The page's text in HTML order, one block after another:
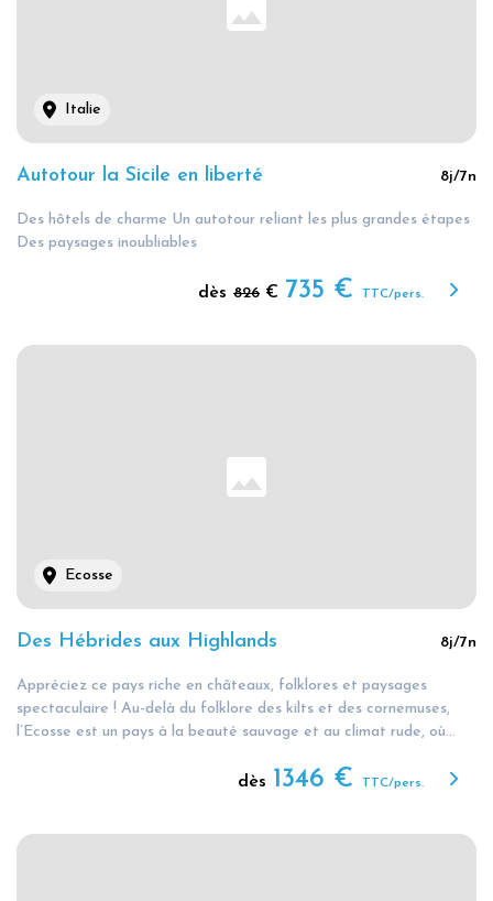
Italie
Autotour la Sicile en liberté 8j/7n
Des hôtels de charme Un autotour reliant les plus grandes étapes
Des paysages inoubliables
dès 826 € 735 € TTC/pers.
Ecosse
Des Hébrides aux Highlands 8j/7n
Appréciez ce pays riche en châteaux, folklores et paysages
spectaculaire ! Au-delà du folklore des kilts et des cornemuses,
l’Ecosse est un pays à la beauté sauvage et au climat rude, où...
dès 1346 € TTC/pers.